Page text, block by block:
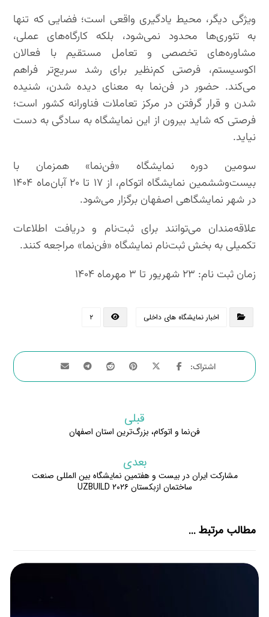
ویژگی دیگر، محیط یادگیری واقعی است؛ فضایی که تنها
به تئوری‌ها محدود نمی‌شود، بلکه کارگاه‌های عملی،
مشاوره‌های تخصصی و تعامل مستقیم با فعالان
اکوسیستم، فرصتی کم‌نظیر برای رشد سریع‌تر فراهم
می‌کند. حضور در فن‌نما به معنای دیده شدن، شنیده
شدن و قرار گرفتن در مرکز تعاملات فناورانه کشور است؛
فرصتی که شاید بیرون از این نمایشگاه به سادگی به دست
نیاید.
سومین دوره نمایشگاه «فن‌نما» همزمان با
بیست‌وششمین نمایشگاه اتوکام، از ۱۷ تا ۲۰ آبان‌ماه ۱۴۰۴
در شهر نمایشگاهی اصفهان برگزار می‌شود.
علاقه‌مندان می‌توانند برای ثبت‌نام و دریافت اطلاعات
تکمیلی به بخش ثبت‌نام نمایشگاه «فن‌نما» مراجعه کنند.
زمان ثبت نام: ۲۳ شهریور تا ۳ مهرماه ۱۴۰۴
اخبار نمایشگاه های داخلی ۲
قبلی
فن‌نما و اتوکام، بزرگ‌ترین استان اصفهان
بعدی
مشارکت ایران در بیست و هفتمین نمایشگاه بین المللی صنعت
ساختمان ازبکستان UZBUILD ۲۰۲۶
مطالب مرتبط ...